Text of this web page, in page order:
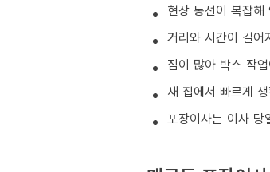
현장 동선이 복잡해
거리와 시간이 길어
짐이 많아 박스 작
새 집에서 빠르게
포장이사는 이사 당